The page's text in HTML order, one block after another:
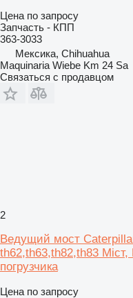
Цена по запросу
Запчасть - КПП
363-3033
Мексика, Chihuahua
Maquinaria Wiebe Km 24 Sa
Связаться с продавцом
2
Ведущий мост
th62,th63,th82,th83 Міст,
погрузчика
Цена по запросу